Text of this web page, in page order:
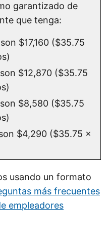
garantizado de
que tenga:
$17,160 ($35.75
$12,870 ($35.75
$8,580 ($35.75
$4,290 ($35.75 x
usando un formato
más frecuentes
empleadores